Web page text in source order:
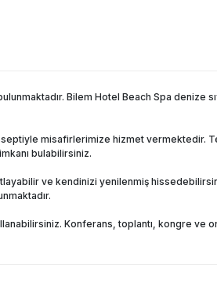
Bilem Hotel Beach Spa denize
misafirlerimize hizmet vermektedir.
bulabilirsiniz.
ve kendinizi yenilenmiş
Konferans, toplantı, kongre ve